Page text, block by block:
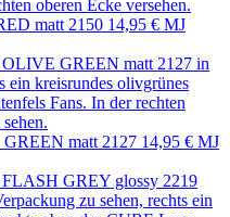
matt 2150 14,95 € MJ
matt 2127 14,95 € MJ